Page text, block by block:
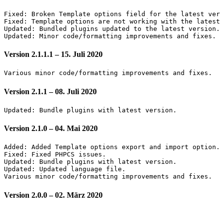
Fixed: Broken Template options field for the latest
Fixed: Template options are not working with the
Updated: Bundled plugins updated to the latest version.
Version 2.1.1.1 – 15. Juli 2020
Version 2.1.1 – 08. Juli 2020
Version 2.1.0 – 04. Mai 2020
Added: Added Template options export and import option.
Fixed: Fixed PHPCS issues.
Updated: Bundle plugins with latest version.
Updated: Updated language file.
Version 2.0.0 – 02. März 2020